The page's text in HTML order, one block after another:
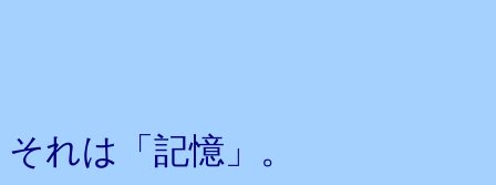
それは「記憶」。